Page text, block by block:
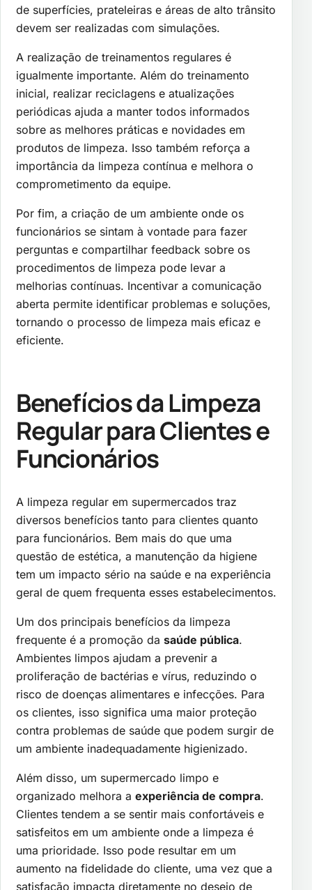
de superfícies, prateleiras e áreas de alto trânsito
devem ser realizadas com simulações.
A realização de treinamentos regulares é
igualmente importante. Além do treinamento
inicial, realizar reciclagens e atualizações
periódicas ajuda a manter todos informados
sobre as melhores práticas e novidades em
produtos de limpeza. Isso também reforça a
importância da limpeza contínua e melhora o
comprometimento da equipe.
Por fim, a criação de um ambiente onde os
funcionários se sintam à vontade para fazer
perguntas e compartilhar feedback sobre os
procedimentos de limpeza pode levar a
melhorias contínuas. Incentivar a comunicação
aberta permite identificar problemas e soluções,
tornando o processo de limpeza mais eficaz e
eficiente.
Benefícios da Limpeza
Regular para Clientes e
Funcionários
A limpeza regular em supermercados traz
diversos benefícios tanto para clientes quanto
para funcionários. Bem mais do que uma
questão de estética, a manutenção da higiene
tem um impacto sério na saúde e na experiência
geral de quem frequenta esses estabelecimentos.
Um dos principais benefícios da limpeza
frequente é a promoção da saúde pública.
Ambientes limpos ajudam a prevenir a
proliferação de bactérias e vírus, reduzindo o
risco de doenças alimentares e infecções. Para
os clientes, isso significa uma maior proteção
contra problemas de saúde que podem surgir de
um ambiente inadequadamente higienizado.
Além disso, um supermercado limpo e
organizado melhora a experiência de compra.
Clientes tendem a se sentir mais confortáveis e
satisfeitos em um ambiente onde a limpeza é
uma prioridade. Isso pode resultar em um
aumento na fidelidade do cliente, uma vez que a
satisfação impacta diretamente no desejo de